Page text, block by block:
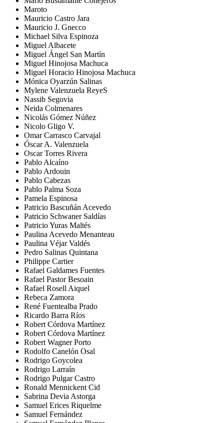
Maroto
Mauricio Castro Jara
Mauricio J. Gnecco
Michael Silva Espinoza
Miguel Albacete
Miguel Ángel San Martín
Miguel Hinojosa Machuca
Miguel Horacio Hinojosa Machuca
Mónica Oyarzún Salinas
Mylene Valenzuela ReyeS
Nassib Segovia
Neida Colmenares
Nicolás Gómez Núñez
Nicolo Gligo V.
Omar Carrasco Carvajal
Óscar A. Valenzuela
Oscar Torres Rivera
Pablo Alcaíno
Pablo Ardouin
Pablo Cabezas
Pablo Palma Soza
Pamela Espinosa
Patricio Bascuñán Acevedo
Patricio Schwaner Saldías
Patricio Yuras Maltés
Paulina Acevedo Menanteau
Paulina Véjar Valdés
Pedro Salinas Quintana
Philippe Cartier
Rafael Galdames Fuentes
Rafael Pastor Besoain
Rafael Rosell Aiquel
Rebeca Zamora
René Fuentealba Prado
Ricardo Barra Ríos
Robert Córdova Martínez
Robert Córdova Martínez
Robert Wagner Porto
Rodolfo Canelón Osal
Rodrigo Goycolea
Rodrigo Larraín
Rodrigo Pulgar Castro
Ronald Mennickent Cid
Sabrina Devia Astorga
Samuel Erices Riquelme
Samuel Fernández